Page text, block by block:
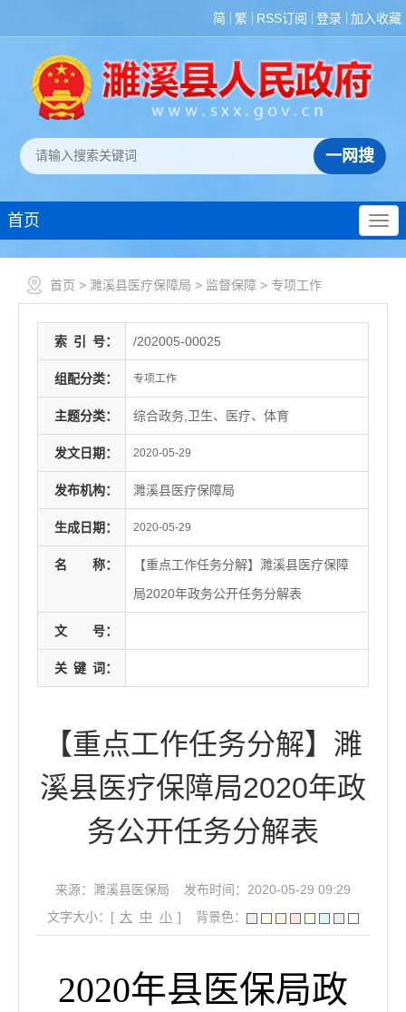
简 繁 RSS订阅 登录 加入收藏
首页
首页 > 濉溪县医疗保障局 > 监督保障 > 专项工作
索 引 号： /202005-00025
组配分类： 专项工作
主题分类： 综合政务,卫生、医疗、体育
发文日期： 2020-05-29
发布机构： 濉溪县医疗保障局
生成日期： 2020-05-29
名 称：
【重点工作任务分解】濉溪县医疗保障
局2020年政务公开任务分解表
文 号：
关 键 词：
【重点工作任务分解】濉
溪县医疗保障局2020年政
务公开任务分解表
来源：濉溪县医保局
发布时间：2020-05-29 09:29
文字大小：[ 大 中 小 ] 背景色：
2020年县医保局政